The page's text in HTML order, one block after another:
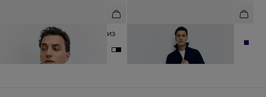
ФУТБОЛКА СВОБОДНОГО КРОЯ ИЗ
ДЖИНСЫ ПРЯМОГО КРОЯ
14 990 ₽